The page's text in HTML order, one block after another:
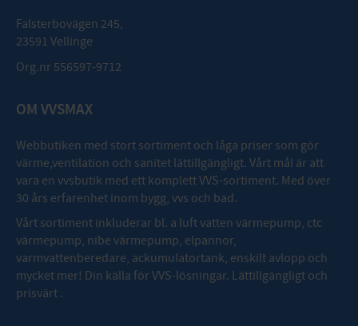
Falsterbovägen 245,
23591 Vellinge
Org.nr 556597-9712
OM VVSMAX
Webbutiken med stort sortiment och låga priser som gör
värme,ventilation och sanitet lättillgängligt. Vårt mål är att
vara en vvsbutik med ett komplett VVS-sortiment. Med över
30 års erfarenhet inom bygg, vvs och bad.
Vårt sortiment inkluderar bl. a luft vatten värmepump, ctc
värmepump, nibe värmepump, elpannor,
varmvattenberedare, ackumulatortank, enskilt avlopp och
mycket mer! Din källa för VVS-lösningar. Lättillgängligt och
prisvärt .